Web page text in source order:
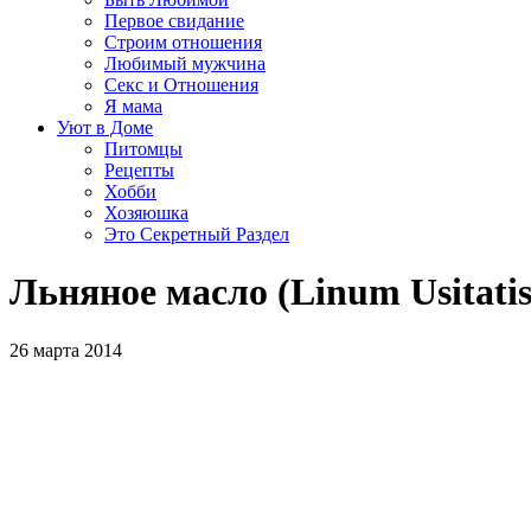
Первое свидание
Строим отношения
Любимый мужчина
Секс и Отношения
Я мама
Уют в Доме
Питомцы
Рецепты
Хобби
Хозяюшка
Это Секретный Раздел
Льняное масло (Linum
26 марта 2014